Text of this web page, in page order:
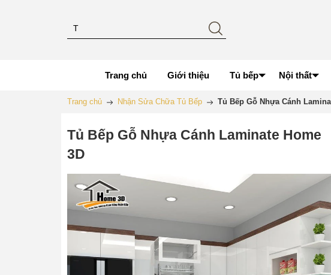
Trang chủ Giới thiệu Tủ bếp Nội thất
Trang chủ Nhận Sửa Chữa Tủ Bếp Tủ Bếp Gỗ Nhựa Cánh
Tủ Bếp Gỗ Nhựa Cánh Laminate Home
3D